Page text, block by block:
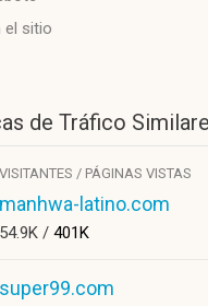
el sitio
de Tráfico
VISITANTES / PÁGINAS VISTAS
manhwa-latino.com
54.9K / 401K
super99.com